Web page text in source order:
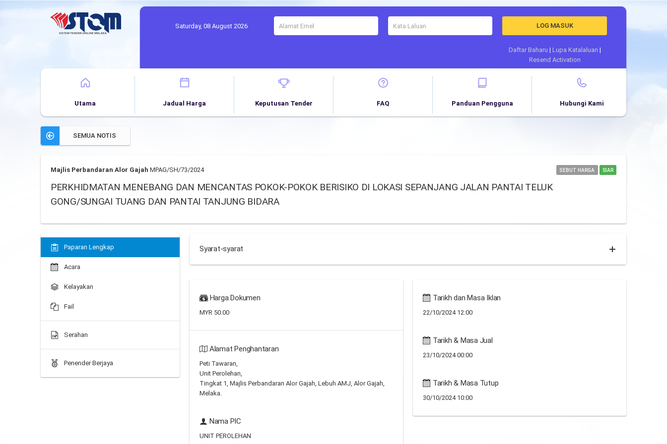
Saturday, 08 August 2026 LOG MASUK
Daftar Baharu | Lupa Katalaluan |
Resend Activation
Utama Jadual Harga Keputusan Tender FAQ Panduan Pengguna Hubungi Kami
SEMUA NOTIS
Majlis Perbandaran Alor Gajah MPAG/SH/73/2024 SEBUT HARGA SIAR
PERKHIDMATAN MENEBANG DAN MENCANTAS POKOK-POKOK BERISIKO DI LOKASI SEPANJANG JALAN PANTAI TELUK
GONG/SUNGAI TUANG DAN PANTAI TANJUNG BIDARA
Paparan Lengkap
Acara
Kelayakan
Fail
Serahan
Penender Berjaya
Syarat-syarat
Harga Dokumen
MYR 50.00
Alamat Penghantaran
Peti Tawaran,
Unit Perolehan,
Tingkat 1, Majlis Perbandaran Alor Gajah, Lebuh AMJ, Alor Gajah,
Melaka.
Nama PIC
UNIT PEROLEHAN
Tarikh dan Masa Iklan
22/10/2024 12:00
Tarikh & Masa Jual
23/10/2024 00:00
Tarikh & Masa Tutup
30/10/2024 10:00